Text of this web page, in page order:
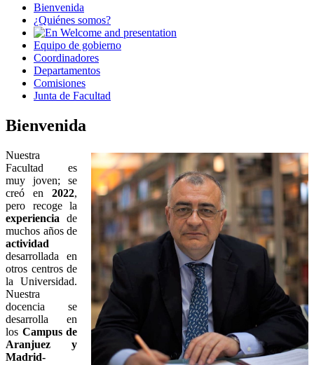
Bienvenida
¿Quiénes somos?
Welcome and presentation
Equipo de gobierno
Coordinadores
Departamentos
Comisiones
Junta de Facultad
Bienvenida
Nuestra
Facultad es
muy joven; se
creó en 2022,
pero recoge la
experiencia de
muchos años de
actividad
desarrollada en
otros centros de
la Universidad.
Nuestra
docencia se
desarrolla en
los Campus de
Aranjuez y
Madrid-